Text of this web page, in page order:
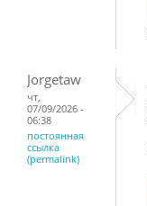
Jorgetaw
чт,
07/09/2026 -
06:38
постоянная
ссылка
(permalink)